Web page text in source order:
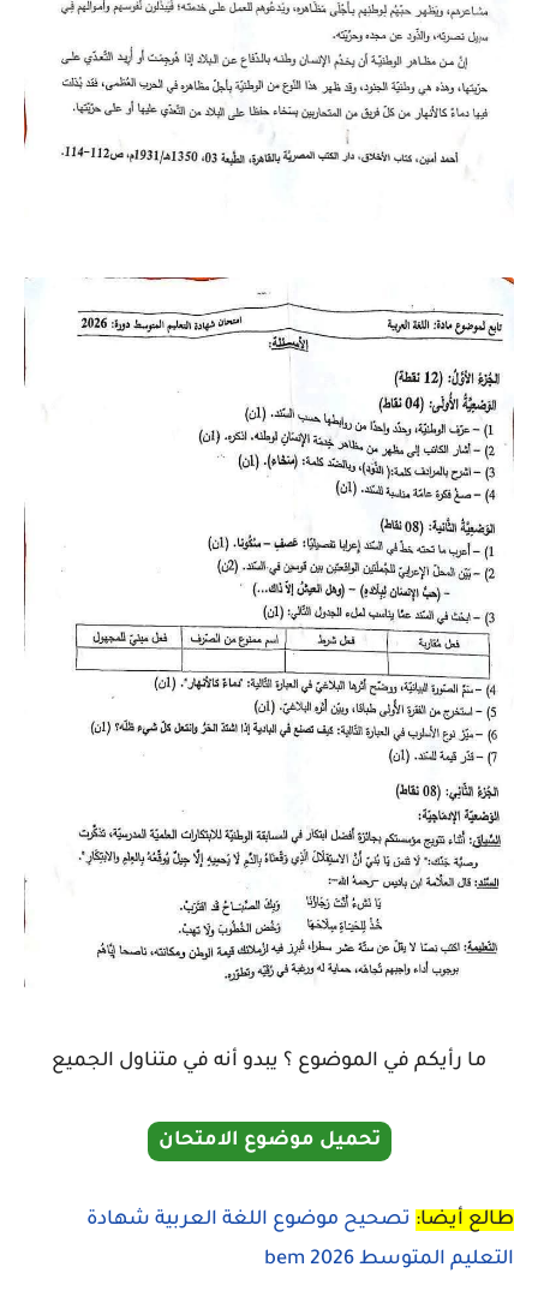
ما رأيكم في الموضوع ؟ يبدو أنه في متناول الجميع
تحميل موضوع الامتحان
طالع أيضا: تصحيح موضوع اللغة العربية شهادة
التعليم المتوسط 2026 bem